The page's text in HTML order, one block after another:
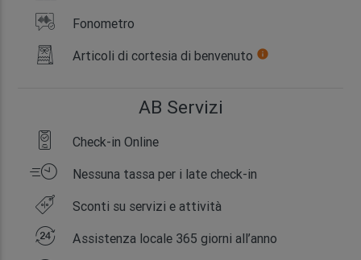
Fonometro
Articoli di cortesia di benvenuto info
AB Servizi
Check-in Online
Nessuna tassa per i late check-in
Sconti su servizi e attività
Assistenza locale 365 giorni all’anno